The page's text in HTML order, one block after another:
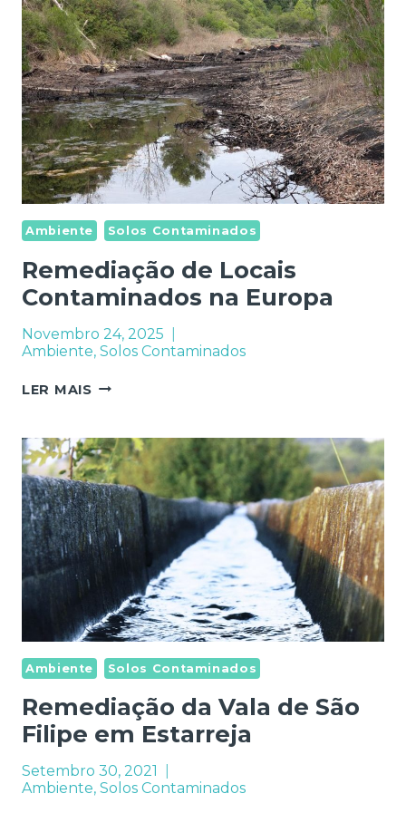
Ambiente Solos Contaminados
Remediação de Locais
Contaminados na Europa
Novembro 24, 2025
Ambiente, Solos Contaminados
LER MAIS REMEDIAÇÃO
CONTAMINADOS
NA
EUROPA
Ambiente Solos Contaminados
Remediação da Vala de São
Filipe em Estarreja
Setembro 30, 2021
Ambiente, Solos Contaminados